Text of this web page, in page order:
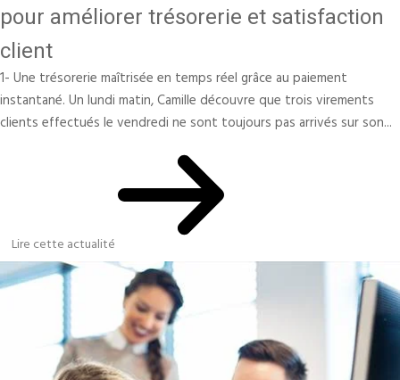
pour améliorer trésorerie et satisfaction
client
1- Une trésorerie maîtrisée en temps réel grâce au paiement
instantané. Un lundi matin, Camille découvre que trois virements
clients effectués le vendredi ne sont toujours pas arrivés sur son...
Lire cette actualité